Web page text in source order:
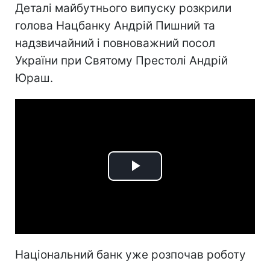
Деталі майбутнього випуску розкрили
голова Нацбанку Андрій Пишний та
надзвичайний і повноважний посол
України при Святому Престолі Андрій
Юраш.
Play
Національний банк уже розпочав роботу